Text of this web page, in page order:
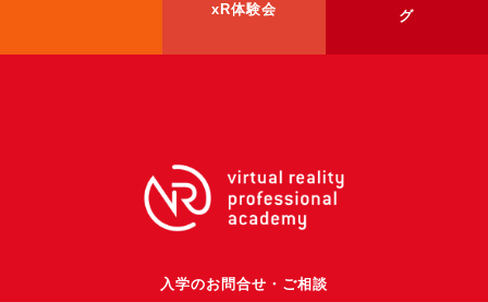
3DGSスキャンサービス
3D Gaussian Splatting アプリ開発研修
xR体験会
グ
入学のお問合せ・ご相談